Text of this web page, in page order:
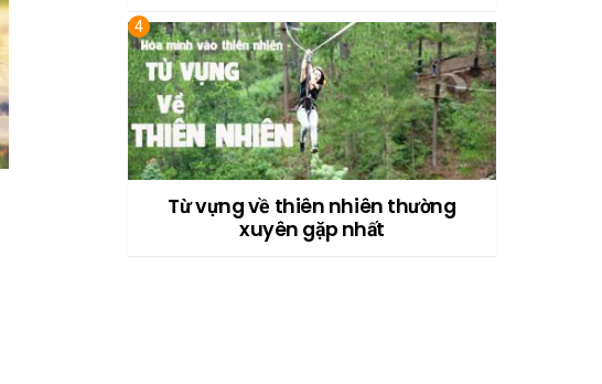
Từ vựng về thiên nhiên thường
xuyên gặp nhất